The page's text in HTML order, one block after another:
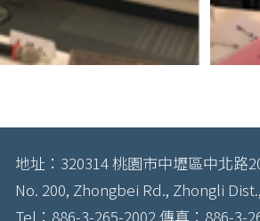
地址：320314 桃園市中壢區中北路
No. 200, Zhongbei Rd., Zhongli
Tel：886-3-265-2002 傳真：886-3-